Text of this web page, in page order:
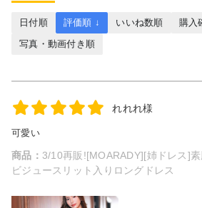
日付順 評価順 ↓ いいね数順
購入
写真・動画付き順
れれれ様
可愛い
商品： 3/10再販![MOARADY][姉ドレス]
ビジュースリット入りロングドレス